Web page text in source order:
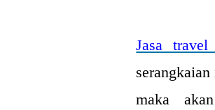
Jasa
maka